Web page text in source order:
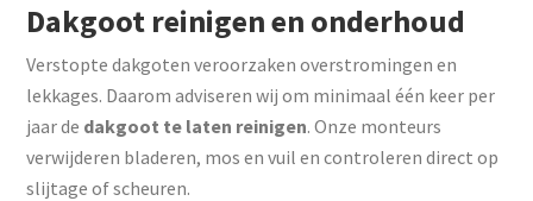
Dakgoot reinigen en onderhoud
Verstopte dakgoten veroorzaken overstromingen en
lekkages. Daarom adviseren wij om minimaal één keer per
jaar de dakgoot te laten reinigen. Onze monteurs
verwijderen bladeren, mos en vuil en controleren direct op
slijtage of scheuren.